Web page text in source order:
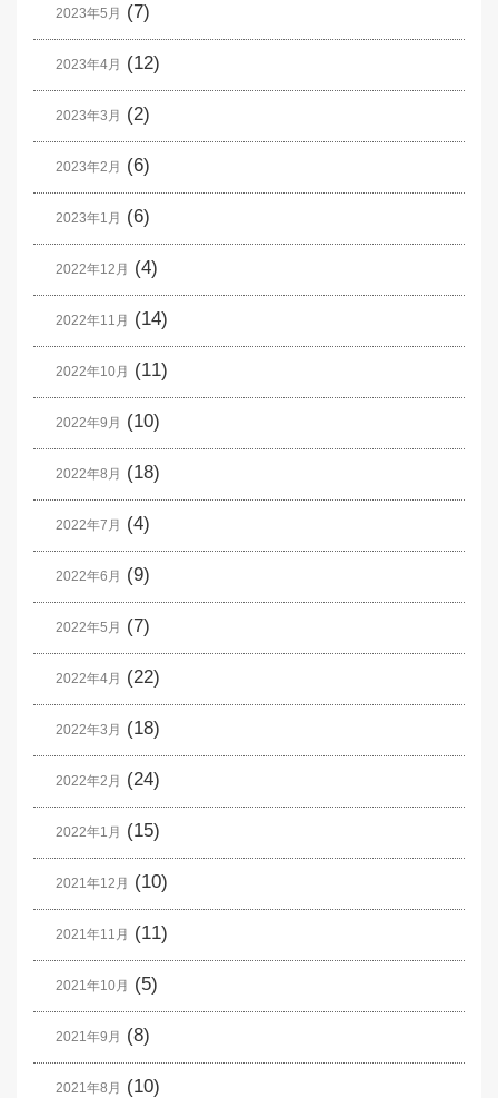
2023年5月 (7)
2023年4月 (12)
2023年3月 (2)
2023年2月 (6)
2023年1月 (6)
2022年12月 (4)
2022年11月 (14)
2022年10月 (11)
2022年9月 (10)
2022年8月 (18)
2022年7月 (4)
2022年6月 (9)
2022年5月 (7)
2022年4月 (22)
2022年3月 (18)
2022年2月 (24)
2022年1月 (15)
2021年12月 (10)
2021年11月 (11)
2021年10月 (5)
2021年9月 (8)
2021年8月 (10)